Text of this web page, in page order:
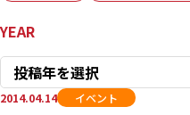
YEAR
投稿年を選択
2014.04.14 イベント